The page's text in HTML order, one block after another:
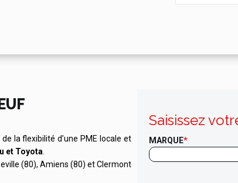
la flexibilité d’une PME locale et
et Toyota
(80), Amiens (80) et Clermont
Saisissez
MARQUE*